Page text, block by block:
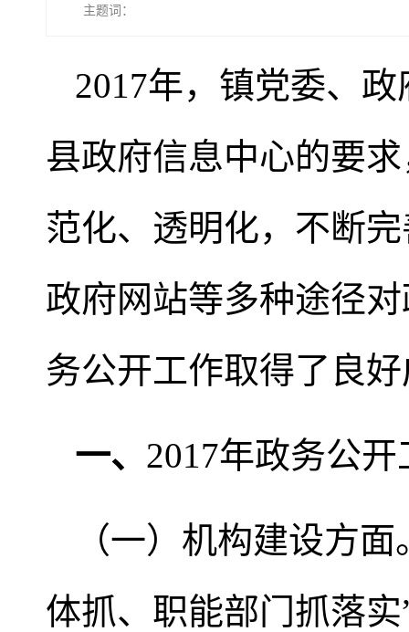
主题词：
2017年，镇党委、
县政府信息中心的要
范化、透明化，不断
政府网站等多种途径
务公开工作取得了良
一、 2017年政务公
（一）机构建设方
体抓、职能部门抓落